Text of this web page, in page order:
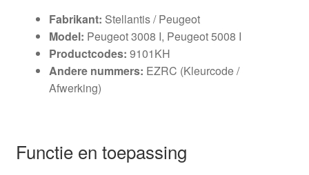
Fabrikant: Stellantis / Peugeot
Model: Peugeot 3008 I, Peugeot 5008 I
Productcodes: 9101KH
Andere nummers: EZRC (Kleurcode /
Afwerking)
Functie en toepassing